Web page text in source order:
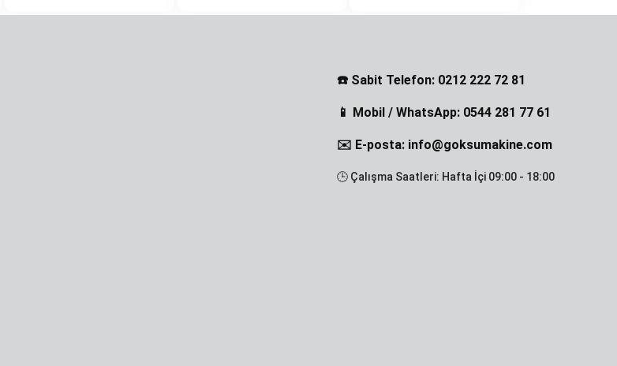
☎️ Sabit Telefon: 0212 222 72 81
📱 Mobil / WhatsApp: 0544 281 77 61
✉️ E-posta: info@goksumakine.com
🕒 Çalışma Saatleri: Hafta İçi 09:00 - 18:00